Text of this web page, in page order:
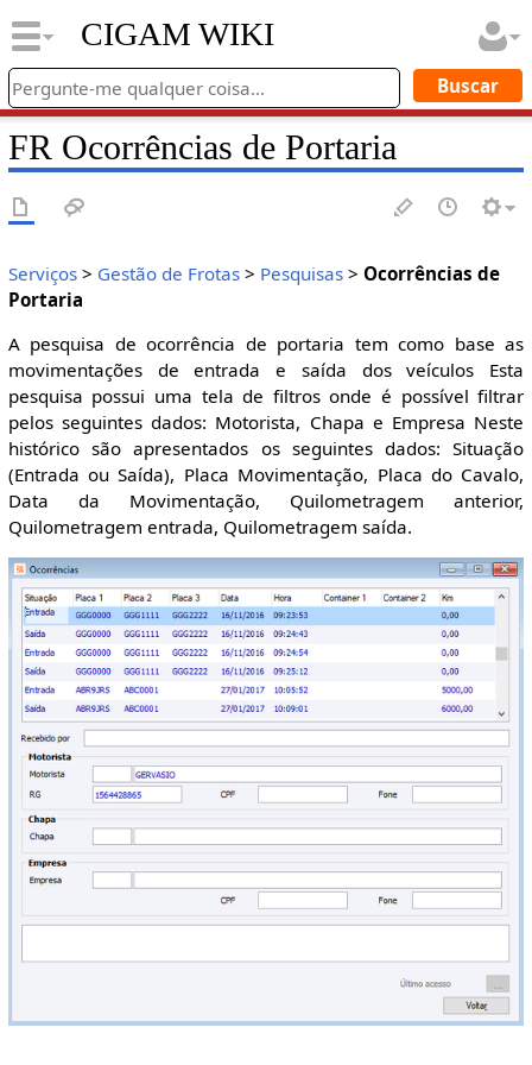
CIGAM WIKI
FR Ocorrências de Portaria
Serviços> Gestão de Frotas> Pesquisas> Ocorrências de
Portaria
A pesquisa de ocorrência de portaria tem como base as
movimentações de entrada e saída dos veículos Esta
pesquisa possui uma tela de filtros onde é possível filtrar
pelos seguintes dados: Motorista, Chapa e Empresa Neste
histórico são apresentados os seguintes dados: Situação
(Entrada ou Saída), Placa Movimentação, Placa do Cavalo,
Data da Movimentação, Quilometragem anterior,
Quilometragem entrada, Quilometragem saída.